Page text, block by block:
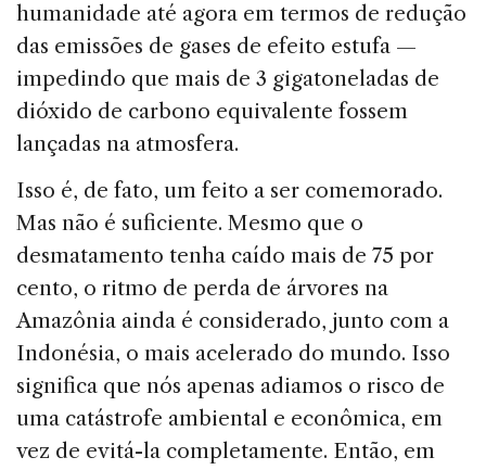
humanidade até agora em termos de re­dução
das emissões de gases de efeito estufa —
impedindo que mais de 3 giga­toneladas de
dióxido de carbono equi­valente fossem
lançadas na atmosfera.
Isso é, de fato, um feito a ser come­morado.
Mas não é suficiente. Mesmo que o
desmatamento tenha caído mais de 75 por
cento, o ritmo de perda de árvores na
Amazônia ainda é considerado, junto com a
In­donésia, o mais acelerado do mundo. Isso
significa que nós apenas adiamos o risco de
uma catástrofe ambien­tal e econômica, em
vez de evitá-la completamente. En­tão, em